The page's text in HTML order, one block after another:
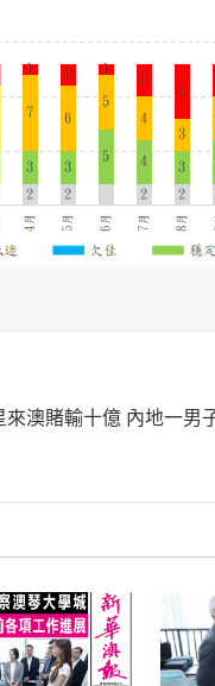
來澳賭輸十億 內地一男